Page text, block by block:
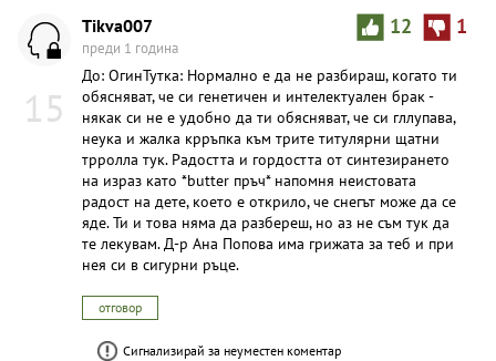
15
12 1
Tikva007
преди 1 година
До: ОгинТутка: Нормално е да не разбираш, когато ти
обясняват, че си генетичен и интелектуален брак -
някак си не е удобно да ти обясняват, че си гллупава,
неука и жалка крръпка към трите титулярни щатни
трролла тук. Радостта и гордостта от синтезирането
на израз като *butter пръч* напомня неистовата
радост на дете, което е открило, че снегът може да се
яде. Ти и това няма да разбереш, но аз не съм тук да
те лекувам. Д-р Ана Попова има грижата за теб и при
нея си в сигурни ръце.
отговор
Сигнализирай за неуместен коментар